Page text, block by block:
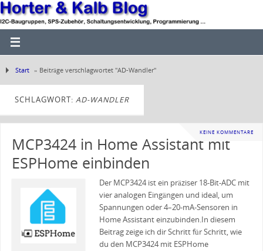
Start » Beiträge verschlagwortet "AD-Wandler"
SCHLAGWORT: AD-WANDLER
KEINE KOMMENTARE
MCP3424 in Home Assistant mit
ESPHome einbinden
Der MCP3424 ist ein präziser 18-Bit-ADC mit
vier analogen Eingängen und ideal, um
Spannungen oder 4–20-mA-Sensoren in
Home Assistant einzubinden.In diesem
Beitrag zeige ich dir Schritt für Schritt, wie
du den MCP3424 mit ESPHome